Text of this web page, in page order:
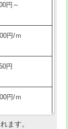
円+材料費
円+材料費
円
円
円
円～
円/ｍ
円
円/ｍ
ます。